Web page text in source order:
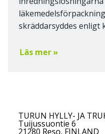
skräddarsyddes enligt
Läs mer »
TURUN HYLLY- JA
Tuijussuontie 6
21280 Reso, FINLAND